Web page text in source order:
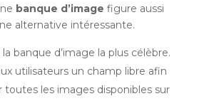
banque d’image figure aussi
alternative intéressante.
la banque d’image la plus célèbre.
utilisateurs un champ libre afin
toutes les images disponibles sur